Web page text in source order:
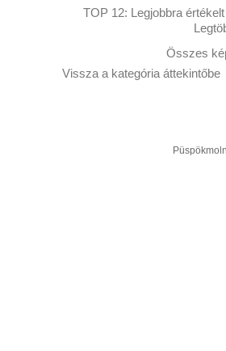
TOP 12: Legjobbra értékelt
Összes
Vissza a kategória áttekintőbe